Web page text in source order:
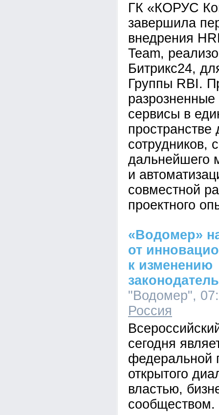
ГК «КОРУС
завершила
внедрения
Team,
Битрикс24,
Группы RBI.
сервисы в
пространстве
сотрудников,
дальнейшего
и
совместной
проектного
«Водомер»
от
к изменению
"Водомер",
Россия
сегодня
федеральной
открытого
властью,
сообществом.